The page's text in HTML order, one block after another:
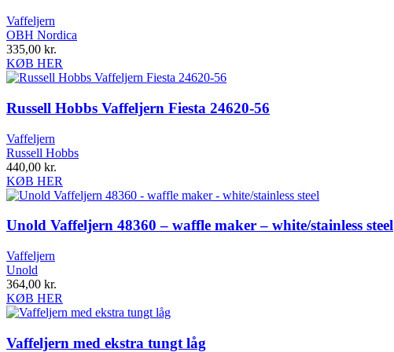
Vaffeljern
OBH Nordica
335,00 kr.
KØB HER
Russell Hobbs Vaffeljern Fiesta 24620-56
Vaffeljern
Russell Hobbs
440,00 kr.
KØB HER
Unold Vaffeljern 48360 – waffle maker – white/stainless steel
Vaffeljern
Unold
364,00 kr.
KØB HER
Vaffeljern med ekstra tungt låg